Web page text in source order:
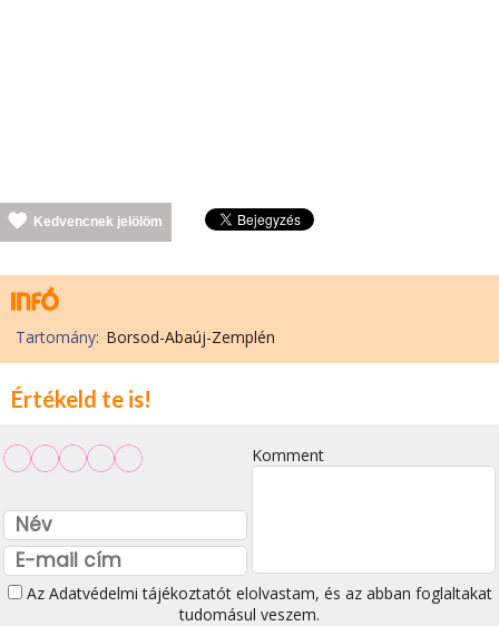
Kedvencnek jelölöm
Tartomány: Borsod-Abaúj-Zemplén
Értékeld te is!
Komment
Az Adatvédelmi tájékoztatótelolvastam, és az abban foglaltakat
tudomásul veszem.